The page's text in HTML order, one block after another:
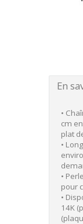
En
•
cm
plat
•
•
pour
•
14K